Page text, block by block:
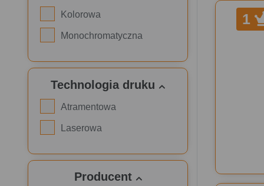
Kolorowa
Monochromatyczna
Technologia druku
Atramentowa
Laserowa
Producent
1